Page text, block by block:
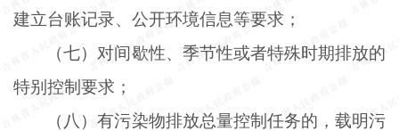
建立台账记录、公开环境信息等要求；
（七）对间歇性、季节性或者特殊时期排放的
特别控制要求；
（八）有污染物排放总量控制任务的，载明污